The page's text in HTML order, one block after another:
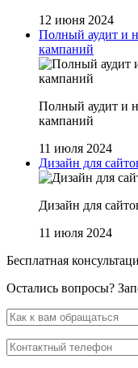
12 июня 2024
Полный аудит и
кампаний
Полный аудит и
кампаний
11 июля 2024
Дизайн для
Дизайн для
11 июля 2024
Бесплатная
Остались вопросы?